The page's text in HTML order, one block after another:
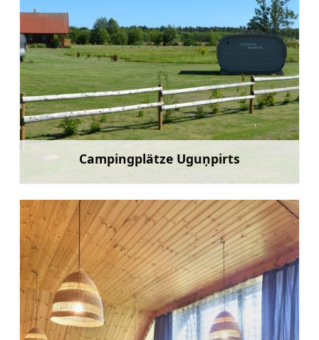
Campingplätze Uguņpirts